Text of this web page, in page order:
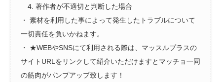
4. 著作者が不適切と判断した場合
・ 素材を利用した事によって発生したトラブルについて
一切責任を負いかねます。
・ ★WEBやSNSにて利用される際は、マッスルプラスの
サイトURLをリンクして紹介いただけますとマッチョ一同
の筋肉がパンプアップ致します！